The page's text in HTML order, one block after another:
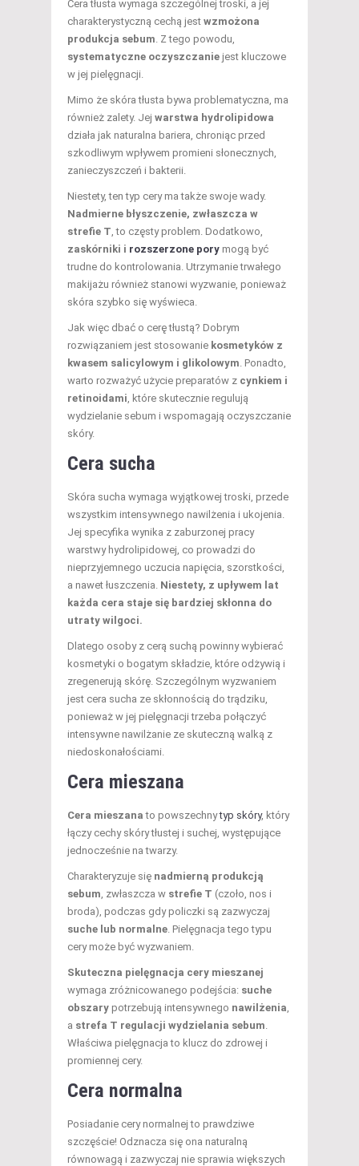
Cera tłusta wymaga szczególnej troski, a jej
charakterystyczną cechą jest wzmożona
produkcja sebum . Z tego powodu,
systematyczne oczyszczanie jest kluczowe
w jej pielęgnacji.
Mimo że skóra tłusta bywa problematyczna, ma
również zalety. Jej warstwa hydrolipidowa
działa jak naturalna bariera, chroniąc przed
szkodliwym wpływem promieni słonecznych,
zanieczyszczeń i bakterii.
Niestety, ten typ cery ma także swoje wady.
Nadmierne błyszczenie, zwłaszcza w
strefie T , to częsty problem. Dodatkowo,
zaskórniki i rozszerzone pory mogą być
trudne do kontrolowania. Utrzymanie trwałego
makijażu również stanowi wyzwanie, ponieważ
skóra szybko się wyświeca.
Jak więc dbać o cerę tłustą? Dobrym
rozwiązaniem jest stosowanie kosmetyków z
kwasem salicylowym i glikolowym . Ponadto,
warto rozważyć użycie preparatów z cynkiem i
retinoidami , które skutecznie regulują
wydzielanie sebum i wspomagają oczyszczanie
skóry.
Cera sucha
Skóra sucha wymaga wyjątkowej troski, przede
wszystkim intensywnego nawilżenia i ukojenia.
Jej specyfika wynika z zaburzonej pracy
warstwy hydrolipidowej, co prowadzi do
nieprzyjemnego uczucia napięcia, szorstkości,
a nawet łuszczenia. Niestety, z upływem lat
każda cera staje się bardziej skłonna do
utraty wilgoci.
Dlatego osoby z cerą suchą powinny wybierać
kosmetyki o bogatym składzie, które odżywią i
zregenerują skórę. Szczególnym wyzwaniem
jest cera sucha ze skłonnością do trądziku,
ponieważ w jej pielęgnacji trzeba połączyć
intensywne nawilżanie ze skuteczną walką z
niedoskonałościami.
Cera mieszana
Cera mieszana to powszechnytyp skóry, który
łączy cechy skóry tłustej i suchej, występujące
jednocześnie na twarzy.
Charakteryzuje się nadmierną produkcją
sebum , zwłaszcza w strefie T (czoło, nos i
broda), podczas gdy policzki są zazwyczaj
suche lub normalne . Pielęgnacja tego typu
cery może być wyzwaniem.
Skuteczna pielęgnacja cery mieszanej
wymaga zróżnicowanego podejścia: suche
obszary potrzebują intensywnego nawilżenia
a strefa T regulacji wydzielania sebum
Właściwa pielęgnacja to klucz do zdrowej i
promiennej cery.
Cera normalna
Posiadanie cery normalnej to prawdziwe
szczęście! Odznacza się ona naturalną
równowagą i zazwyczaj nie sprawia większych